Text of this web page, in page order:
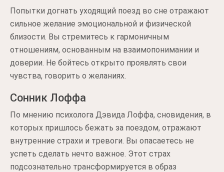
Попытки догнать уходящий поезд во сне отражают
сильное желание эмоциональной и физической
близости. Вы стремитесь к гармоничным
отношениям, основанным на взаимопонимании и
доверии. Не бойтесь открыто проявлять свои
чувства, говорить о желаниях.
Сонник Лоффа
По мнению психолога Дэвида Лоффа, сновидения, в
которых пришлось бежать за поездом, отражают
внутренние страхи и тревоги. Вы опасаетесь не
успеть сделать нечто важное. Этот страх
подсознательно трансформируется в образ